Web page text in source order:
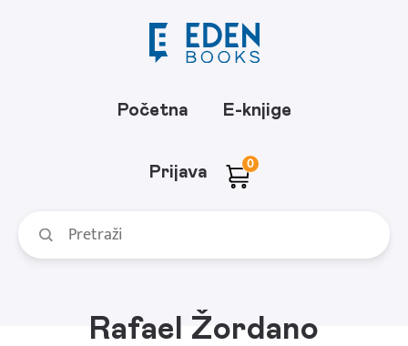
Početna E-knjige
Prijava 0
Rafael Žordano